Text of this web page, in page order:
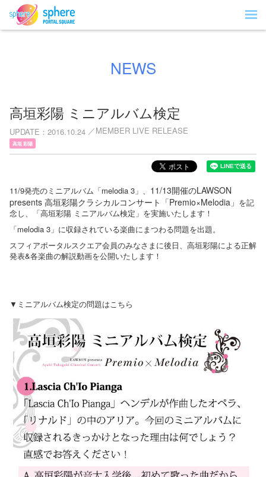
NEWS
高垣彩陽 ミニアルバム検定
UPDATE 2016.10.24 MEMBER LIVE RELEASE
高垣 彩陽
11/9発売のミニアルバム「melodia 3」、 11/13開催のLAWSON
presents 高垣彩陽クラシカルコンサート「Premio×Melodia」 を記
念し、「高垣彩陽 ミニアルバム検定」を実施いたします！
「melodia 3」に収録されている楽曲にまつわる問題を出題。
スフィアポータルスクエア会員のみなさまに後日、高垣彩陽による正解
発表&各楽曲の解説動画を公開いたします！
▼ミニアルバム検定の問題はこちら